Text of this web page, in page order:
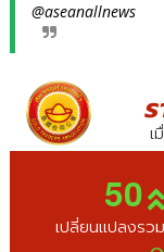
@aseanallnews